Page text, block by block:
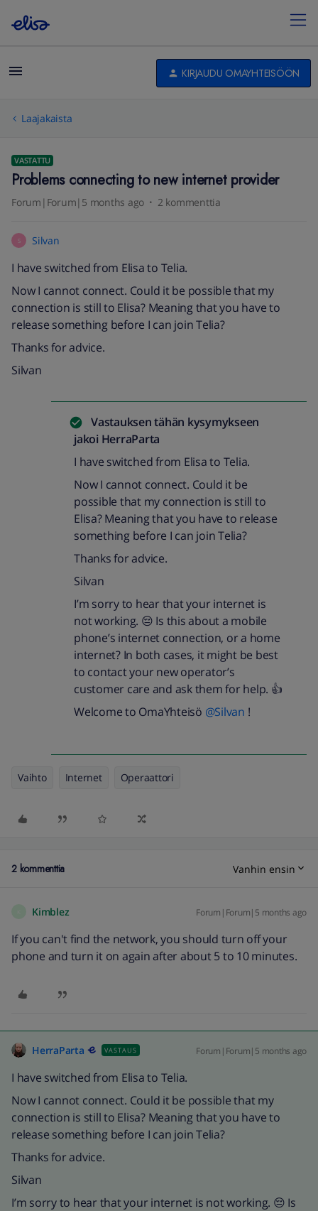
KIRJAUDU OMAYHTEISÖÖN
Laajakaista
VASTATTU
Problems connecting to new internet provider
Forum|Forum|5 months ago 2 kommenttia
S Silvan
I have switched from Elisa to Telia.
Now I cannot connect. Could it be possible that my
connection is still to Elisa? Meaning that you have to
release something before I can join Telia?
Thanks for advice.
Silvan
Vastauksen tähän kysymykseen
jakoi HerraParta
I have switched from Elisa to Telia.
Now I cannot connect. Could it be
possible that my connection is still to
Elisa? Meaning that you have to release
something before I can join Telia?
Thanks for advice.
Silvan
I’m sorry to hear that your internet is
not working. 😔 Is this about a mobile
phone’s internet connection, or a home
internet? In both cases, it might be best
to contact your new operator’s
customer care and ask them for help. 👍
Welcome to OmaYhteisö ​ @Silvan !
Vaihto Internet Operaattori
2 kommenttia Vanhin ensin
Kimblez Forum|Forum|5 months ago
If you can't find the network, you should turn off your
phone and turn it on again after about 5 to 10 minutes.
HerraParta VASTAUS Forum|Forum|5 months ago
I have switched from Elisa to Telia.
Now I cannot connect. Could it be possible that my
connection is still to Elisa? Meaning that you have to
release something before I can join Telia?
Thanks for advice.
Silvan
I’m sorry to hear that your internet is not working. 😔 Is